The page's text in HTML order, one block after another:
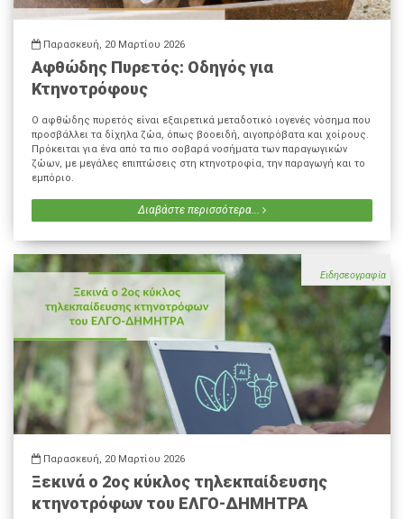
Παρασκευή, 20 Μαρτίου 2026
Αφθώδης Πυρετός: Οδηγός για
Κτηνοτρόφους
Ο αφθώδης πυρετός είναι εξαιρετικά μεταδοτικό ιογενές νόσημα που
προσβάλλει τα δίχηλα ζώα, όπως βοοειδή, αιγοπρόβατα και χοίρους.
Πρόκειται για ένα από τα πιο σοβαρά νοσήματα των παραγωγικών
ζώων, με μεγάλες επιπτώσεις στη κτηνοτροφία, την παραγωγή και το
εμπόριο.
Διαβάστε περισσότερα...
Ειδησεογραφία
Παρασκευή, 20 Μαρτίου 2026
Ξεκινά ο 2ος κύκλος τηλεκπαίδευσης
κτηνοτρόφων του ΕΛΓΟ-ΔΗΜΗΤΡΑ